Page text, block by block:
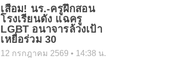
เสื่อม! นร.-ครูฝึกสอน
โรงเรียนดัง แฉครู
LGBT อนาจารล้วงเป้า
เหยื่อร่วม 30
12 กรกฎาคม 2569 14:38 น.